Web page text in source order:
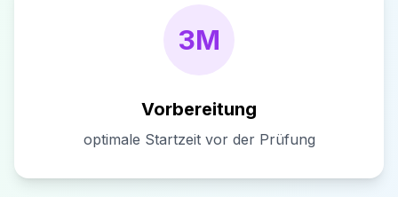
3M
Vorbereitung
optimale Startzeit vor der Prüfung